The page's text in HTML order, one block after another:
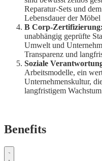
Reparatur-Sets und
Lebensdauer der
B Corp-Zertifizierung:
unabhängig geprüfte
Umwelt und
Transparenz und
Soziale
Arbeitsmodelle, ein
Unternehmenskultur,
langfristigem
Benefits